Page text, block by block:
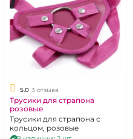
5.0 3 отзыва
Трусики для страпона
розовые
Трусики для страпона с
кольцом, розовые